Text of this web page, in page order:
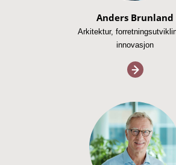
Anders Brunland
Arkitektur,
innovasjon